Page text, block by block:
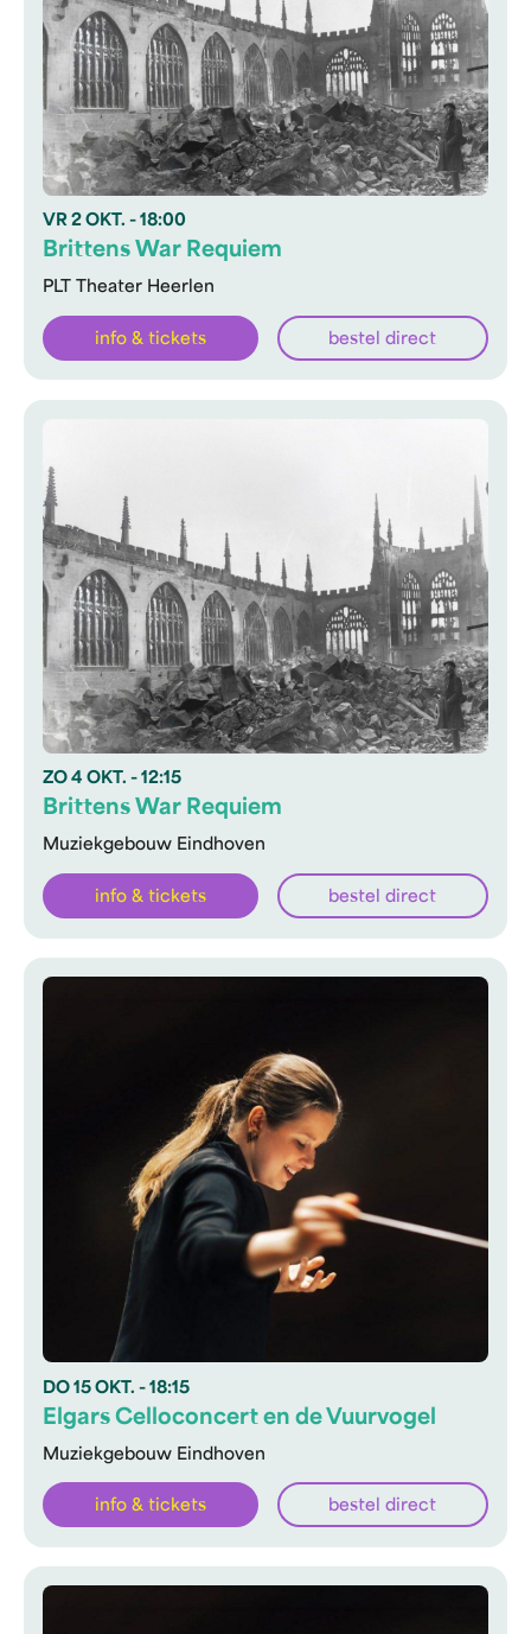
VR 2 OKT. - 18:00
PLT Theater Heerlen
Brittens War Requiem
info & tickets bestel direct
ZO 4 OKT. - 12:15
Muziekgebouw Eindhoven
Brittens War Requiem
info & tickets bestel direct
DO 15 OKT. - 18:15
Muziekgebouw Eindhoven
Elgars Celloconcert en de Vuurvogel
info & tickets bestel direct